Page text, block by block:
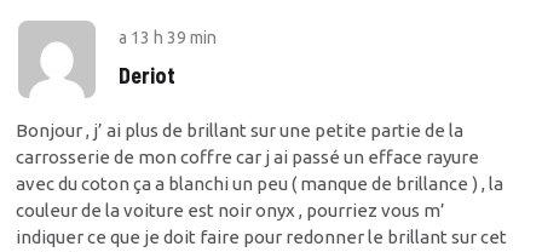
a 13 h 39 min
Deriot
Bonjour , j’ ai plus de brillant sur une petite partie de la
carrosserie de mon coffre car j ai passé un efface rayure
avec du coton ça a blanchi un peu ( manque de brillance ) , la
couleur de la voiture est noir onyx , pourriez vous m’
indiquer ce que je doit faire pour redonner le brillant sur cet